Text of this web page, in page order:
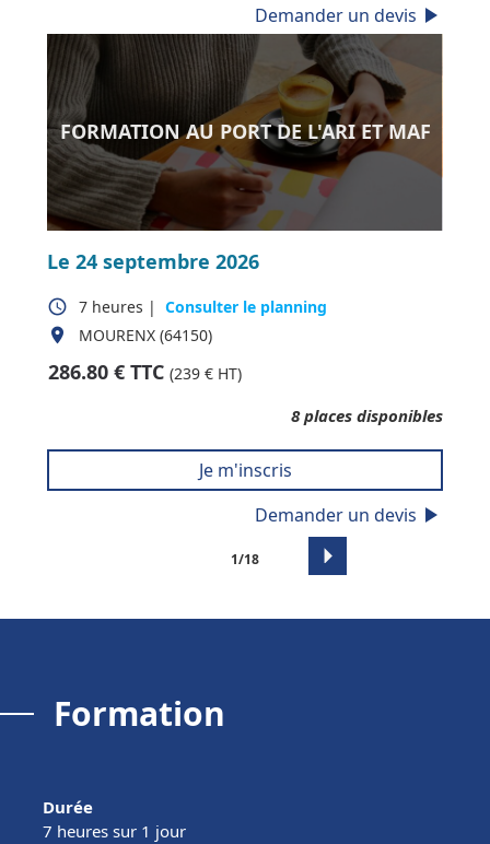
Demander un devis play_arrow
FORMATION AU PORT DE L'ARI ET MAF
Le 24 septembre 2026
access_time 7 heures | Consulter le planning
place
MOURENX (64150)
286.80€ TTC(239 € HT)
8places disponibles
Je m'inscris
Demander un devis play_arrow
arrow_right
1/18
Formation
Durée
7 heures sur 1 jour